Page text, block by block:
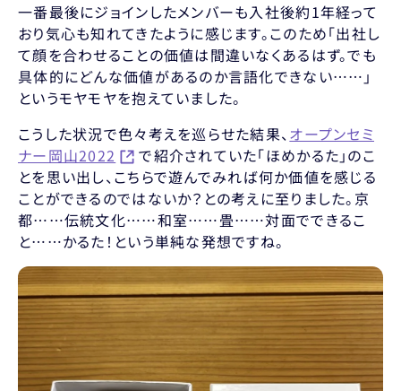
一番最後にジョインしたメンバーも入社後約1年経って
おり気心も知れてきたように感じます。このため「出社し
て顔を合わせることの価値は間違いなくあるはず。でも
具体的にどんな価値があるのか言語化できない……」
というモヤモヤを抱えていました。
こうした状況で色々考えを巡らせた結果、オープンセミ
ナー岡山2022
で紹介されていた「ほめかるた」のこ
とを思い出し、こちらで遊んでみれば何か価値を感じる
ことができるのではないか？との考えに至りました。京
都……伝統文化……和室……畳……対面でできるこ
と……かるた！という単純な発想ですね。